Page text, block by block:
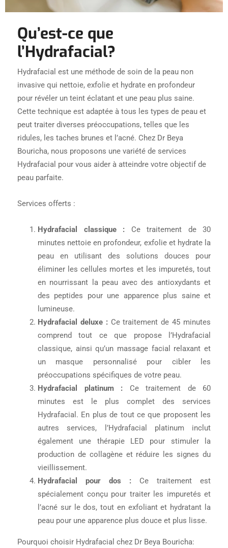
Qu’est-ce que
l’Hydrafacial?
Hydrafacial est une méthode de soin de la peau non
invasive qui nettoie, exfolie et hydrate en profondeur
pour révéler un teint éclatant et une peau plus saine.
Cette technique est adaptée à tous les types de peau et
peut traiter diverses préoccupations, telles que les
ridules, les taches brunes et l’acné. Chez Dr Beya
Bouricha, nous proposons une variété de services
Hydrafacial pour vous aider à atteindre votre objectif de
peau parfaite.
Services offerts :
Hydrafacial classique : Ce traitement de 30
minutes nettoie en profondeur, exfolie et hydrate la
peau en utilisant des solutions douces pour
éliminer les cellules mortes et les impuretés, tout
en nourrissant la peau avec des antioxydants et
des peptides pour une apparence plus saine et
lumineuse.
Hydrafacial deluxe :Ce traitement de 45 minutes
comprend tout ce que propose l’Hydrafacial
classique, ainsi qu’un massage facial relaxant et
un masque personnalisé pour cibler les
préoccupations spécifiques de votre peau.
Hydrafacial platinum : Ce traitement de 60
minutes est le plus complet des services
Hydrafacial. En plus de tout ce que proposent les
autres services, l’Hydrafacial platinum inclut
également une thérapie LED pour stimuler la
production de collagène et réduire les signes du
vieillissement.
Hydrafacial pour dos : Ce traitement est
spécialement conçu pour traiter les impuretés et
l’acné sur le dos, tout en exfoliant et hydratant la
peau pour une apparence plus douce et plus lisse.
Pourquoi choisir Hydrafacial chez Dr Beya Bouricha: